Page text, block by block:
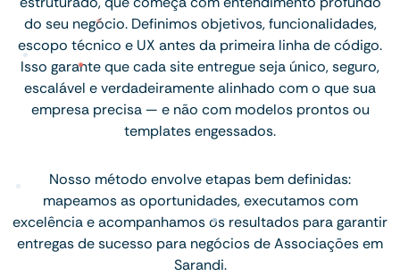
do seu negócio. Definimos objetivos, funcionalidades,
escopo técnico e UX antes da primeira linha de código.
Isso garante que cada site entregue seja único, seguro,
escalável e verdadeiramente alinhado com o que sua
empresa precisa — e não com modelos prontos ou
templates engessados.
Nosso método envolve etapas bem definidas:
mapeamos as oportunidades, executamos com
excelência e acompanhamos os resultados para garantir
entregas de sucesso para negócios de Associações em
Sarandi.